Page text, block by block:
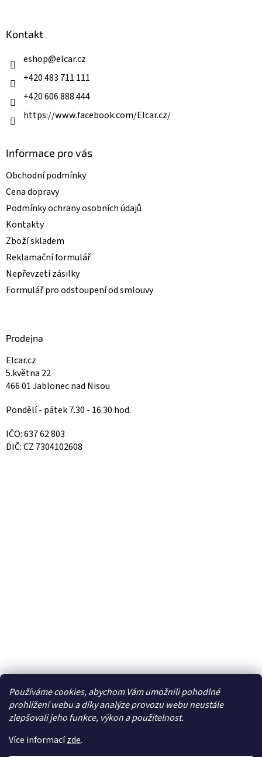
Používáme cookies, abychom Vám umožnili pohodlné
prohlížení webu a díky analýze provozu webu neustále
zlepšovali jeho funkce, výkon a použitelnost.
Více informacízde.
v
Kontakt
eshop@elcar.cz
+420 483 711 111
+420 606 888 444
https://www.facebook.com/Elcar.cz/
Informace pro vás
Obchodní podmínky
Cena dopravy
Podmínky ochrany osobních údajů
Kontakty
Zboží skladem
Reklamační formulář
Nepřevzetí zásilky
Formulář pro odstoupení od smlouvy
Prodejna
Elcar.cz
5.května 22
466 01 Jablonec nad Nisou
Pondělí - pátek 7.30 - 16.30 hod.
IČO: 637 62 803
DIČ: CZ 7304102608
Facebook
Vytvořil Shoptet